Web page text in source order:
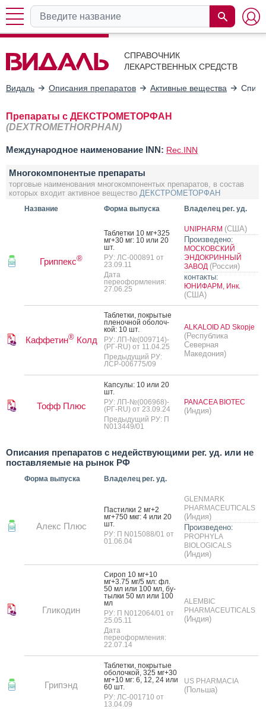
СПРАВОЧНИК
ЛЕКАРСТВЕННЫХ СРЕДСТВ
Видаль Описания препаратов Активные вещества
Препараты с ДЕКСТРОМЕТОРФАН
(DEXTROMETHORPHAN)
Международное наименование INN: Rec.INN
Многокомпонентые препараты
торговые наименования многокомпонентых препаратов, в состав
которых входит активное вещество ДЕКСТРОМЕТОРФАН
Название Форма выпуска Владелец рег. уд.
Гриппекс®
Таб­летки 10 мг+325
мг+30 мг: 10 или 20
шт.
РУ: ЛС-000891 от
23.09.11
Дата
переоформления:
27.06.25
UNIPHARM (США)
Произведено:
МОСКОВСКИЙ
ЭНДОКРИННЫЙ
ЗАВОД (Россия)
контакты:
ЮНИФАРМ, Инк.
(США)
Каффетин®Колд
Таб­летки, пок­ры­тые
пле­ноч­ной обо­лоч­
кой: 10 шт.
РУ: ЛП-№(009714)-
(РГ-RU) от 11.04.25
Предыдущий РУ:
ЛСР-006775/09
ALKALOID AD Skopje
(Республика
Северная
Македония)
Тофф Плюс
Кап­су­лы: 10 или 20
шт.
РУ: ЛП-№(006968)-
(РГ-RU) от 23.09.24
Предыдущий РУ: П
N013449/01
PANACEA BIOTEC
(Индия)
Описания препаратов с недействующими рег. уд. или не
поставляемые на рынок РФ
Форма выпуска Владелец рег. уд.
Алекс Плюс
Пас­тилки 2 мг+2
мг+750 мкг: 4 или 20
шт.
РУ: П N015088/01 от
01.06.04
GLENMARK
PHARMACEUTICALS
(Индия)
Произведено:
PROPHYLA
BIOLOGICALS
(Индия)
Гликодин
Си­роп 10 мг+10
мг+3.75 мг/5 мл: фл.
50 мл или 100 мл, бу­
тыл­ки 50 мл или 100
мл
РУ: П N012064/01 от
25.05.11
Дата
переоформления:
22.07.14
ALEMBIC
PHARMACEUTICALS
(Индия)
Грипэнд
Таб­летки, пок­ры­тые
обо­лоч­кой, 325 мг+30
мг+10 мг: 6, 12, 24 или
60 шт.
РУ: ЛС-001710 от
13.04.09
US PHARMACIA
(Польша)